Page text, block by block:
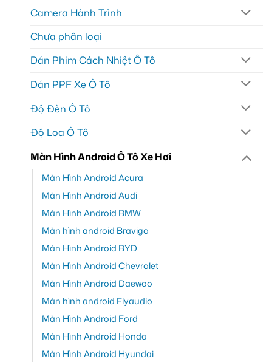
Camera Hành Trình
Chưa phân loại
Dán Phim Cách Nhiệt Ô Tô
Dán PPF Xe Ô Tô
Độ Đèn Ô Tô
Độ Loa Ô Tô
Màn Hình Android Ô Tô Xe Hơi
Màn Hình Android Acura
Màn Hình Android Audi
Màn Hình Android BMW
Màn hình android Bravigo
Màn Hình Android BYD
Màn Hình Android Chevrolet
Màn Hình Android Daewoo
Màn hình android Flyaudio
Màn Hình Android Ford
Màn Hình Android Honda
Màn Hình Android Hyundai